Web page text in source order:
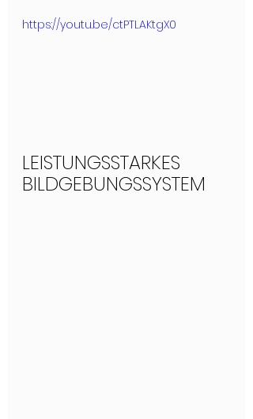
https://youtu.be/ctPTLAKtgX0
LEISTUNGSSTARKES
BILDGEBUNGSSYSTEM